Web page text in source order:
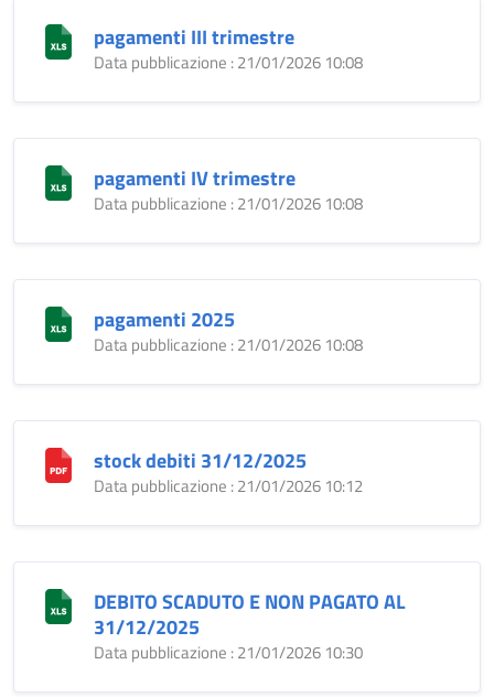
pagamenti III trimestre
Data pubblicazione : 21/01/2026 10:08
pagamenti IV trimestre
Data pubblicazione : 21/01/2026 10:08
pagamenti 2025
Data pubblicazione : 21/01/2026 10:08
stock debiti 31/12/2025
Data pubblicazione : 21/01/2026 10:12
DEBITO SCADUTO E NON PAGATO AL
31/12/2025
Data pubblicazione : 21/01/2026 10:30